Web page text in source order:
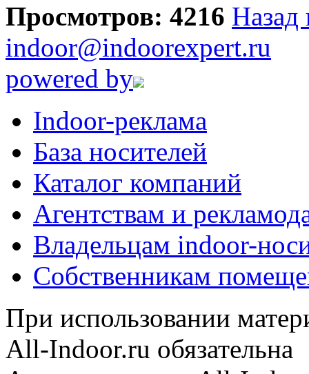
Просмотров: 4216 Назад
indoor@indoorexpert.ru
powered by
Indoor-реклама
База носителей
Каталог компаний
Агентствам и
Владельцам indoor-
Собственникам
При использовании
All-Indoor.ru обязательна